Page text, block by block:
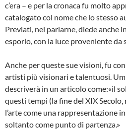
c’era – e per la cronaca fu molto
catalogato col nome che lo stesso
Previati, nel parlarne, diede anche
esporlo, con la luce proveniente da
Anche per queste sue visioni, fu
artisti più visionari e talentuosi.
descriverà in un articolo come:«il
questi tempi (la fine del XIX
l’arte come una rappresentazione
soltanto come punto di partenza.»